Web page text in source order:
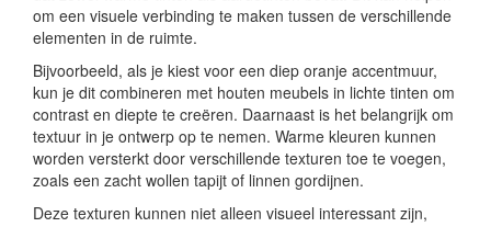
om een visuele verbinding te maken tussen de verschillende
elementen in de ruimte.
Bijvoorbeeld, als je kiest voor een diep oranje accentmuur,
kun je dit combineren met houten meubels in lichte tinten om
contrast en diepte te creëren. Daarnaast is het belangrijk om
textuur in je ontwerp op te nemen. Warme kleuren kunnen
worden versterkt door verschillende texturen toe te voegen,
zoals een zacht wollen tapijt of linnen gordijnen.
Deze texturen kunnen niet alleen visueel interessant zijn,